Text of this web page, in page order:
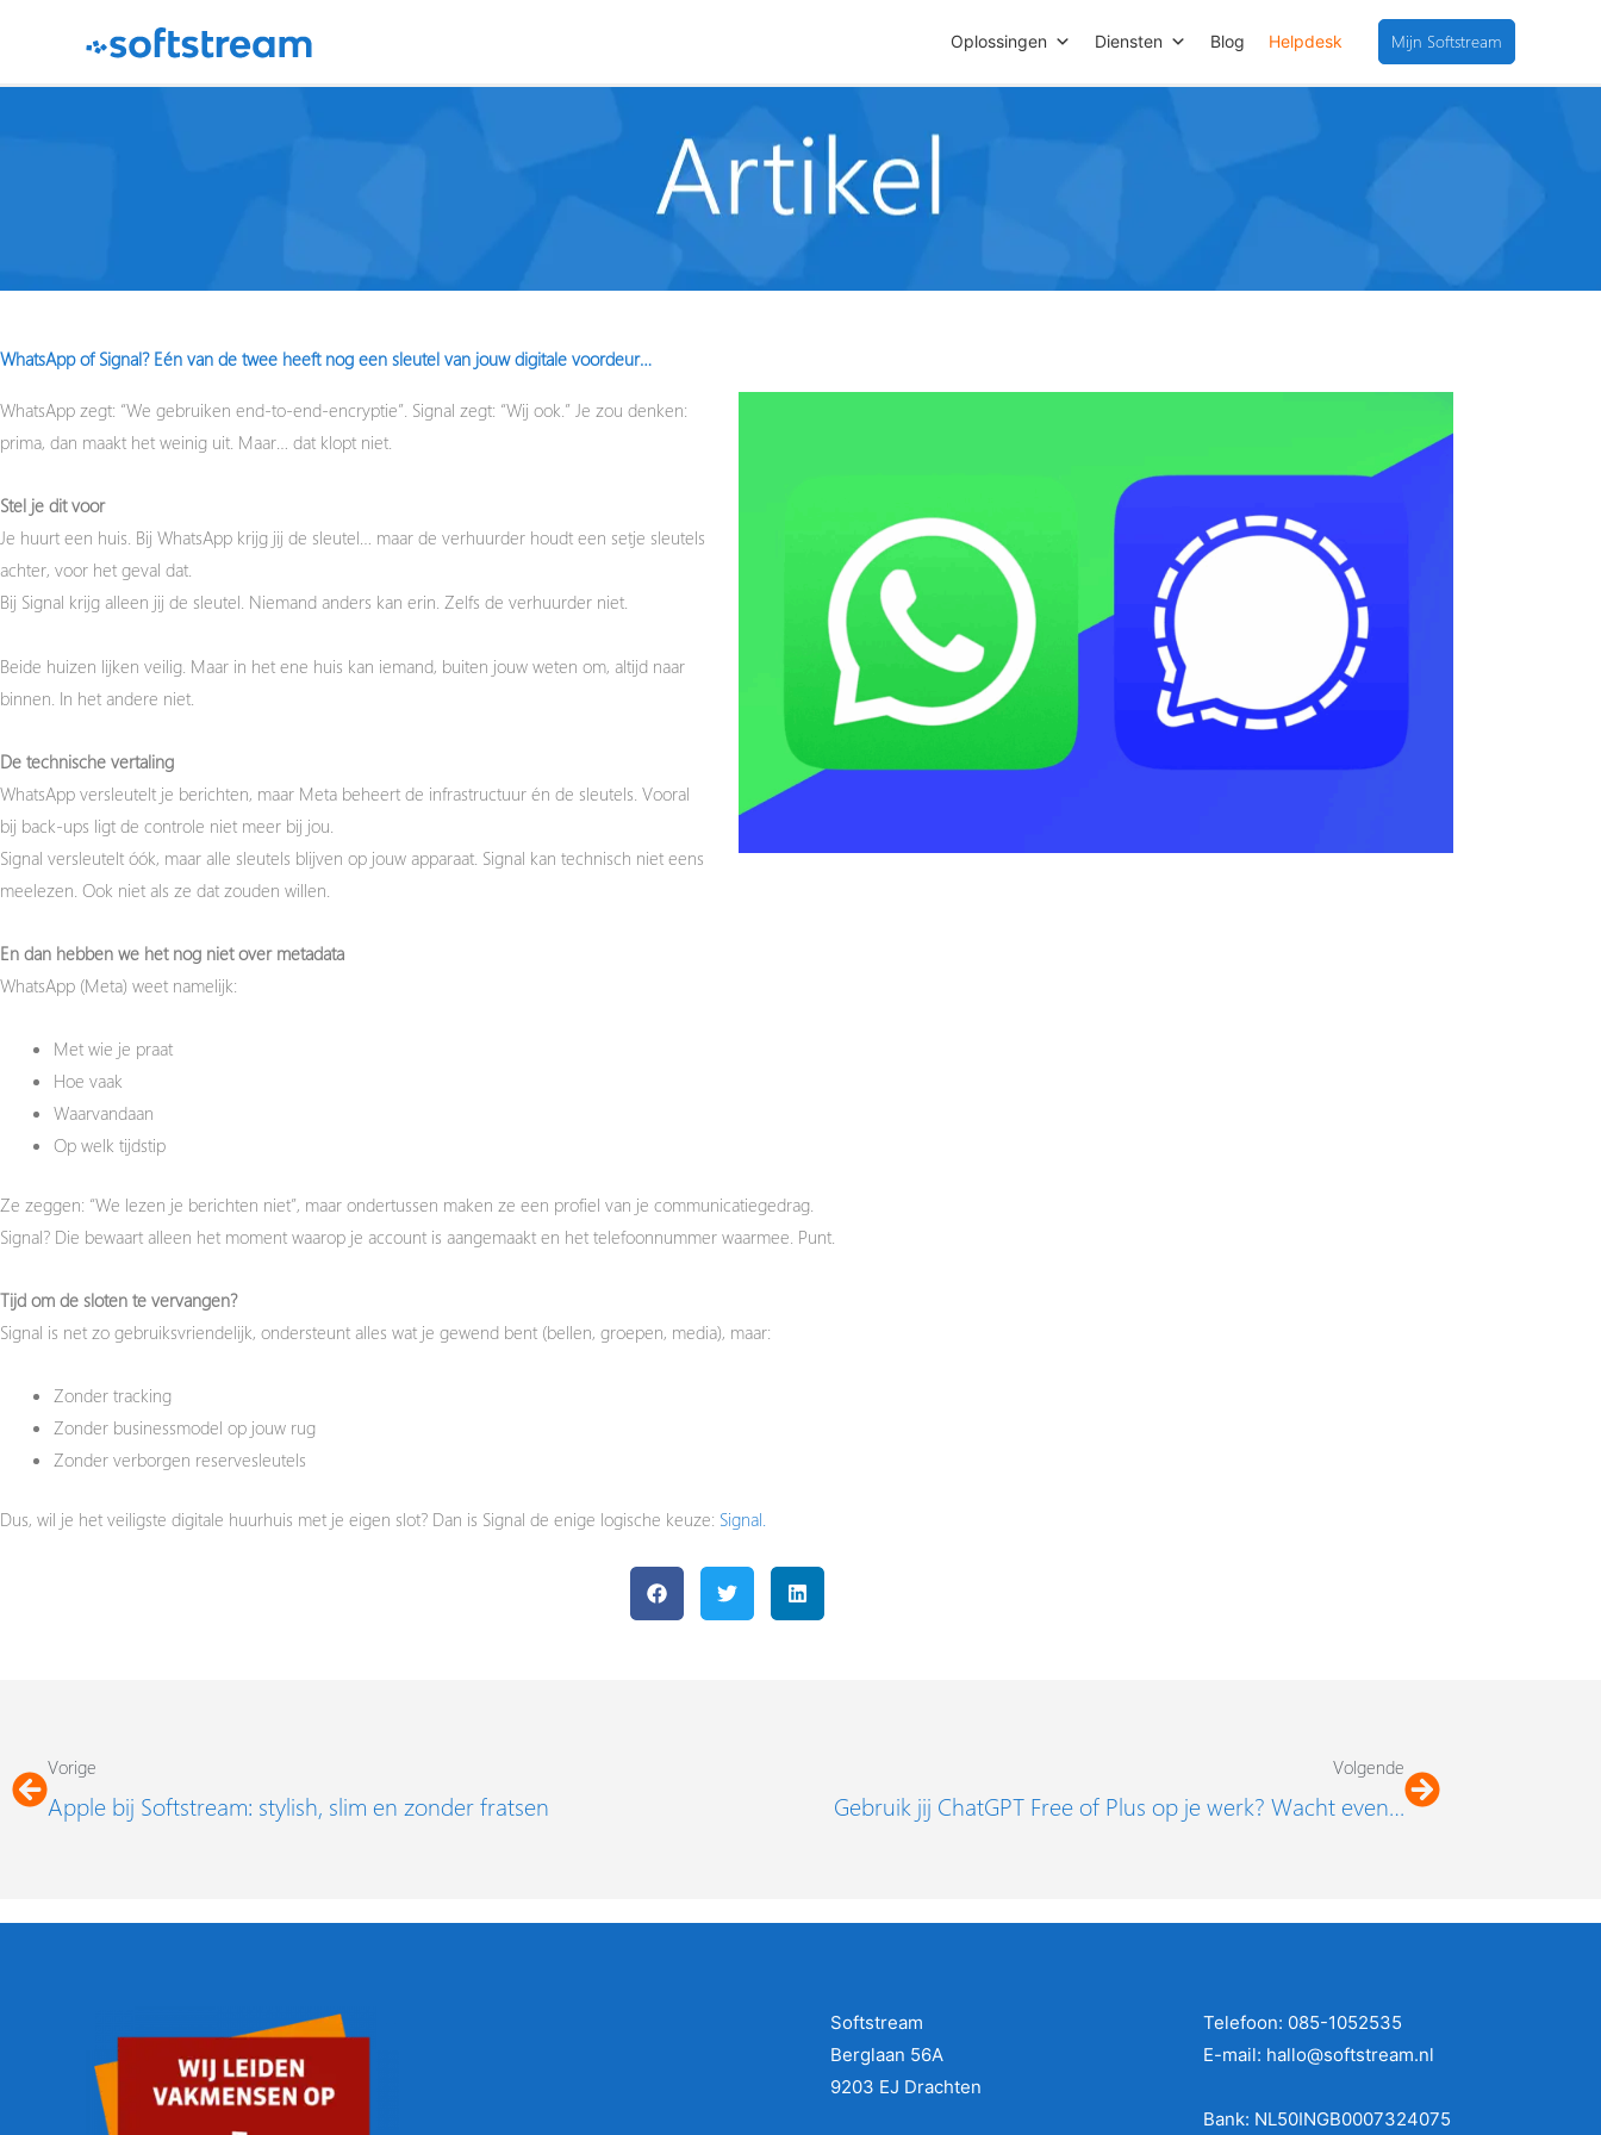
Oplossingen Diensten Blog Helpdesk Mijn Softstream
WhatsApp of Signal? Eén van de twee heeft nog een sleutel van jouw digitale voordeur…
WhatsApp zegt: “We gebruiken end-to-end-encryptie”. Signal zegt: “Wij ook.” Je zou denken:
prima, dan maakt het weinig uit. Maar… dat klopt niet.
Stel je dit voor
Je huurt een huis. Bij WhatsApp krijg jij de sleutel… maar de verhuurder houdt een setje sleutels
achter, voor het geval dat.
Bij Signal krijg alleen jij de sleutel. Niemand anders kan erin. Zelfs de verhuurder niet.
Beide huizen lijken veilig. Maar in het ene huis kan iemand, buiten jouw weten om, altijd naar
binnen. In het andere niet.
De technische vertaling
WhatsApp versleutelt je berichten, maar Meta beheert de infrastructuur én de sleutels. Vooral
bij back-ups ligt de controle niet meer bij jou.
Signal versleutelt óók, maar alle sleutels blijven op jouw apparaat. Signal kan technisch niet eens
meelezen. Ook niet als ze dat zouden willen.
En dan hebben we het nog niet over metadata
WhatsApp (Meta) weet namelijk:
Met wie je praat
Hoe vaak
Waarvandaan
Op welk tijdstip
Ze zeggen: “We lezen je berichten niet”, maar ondertussen maken ze een profiel van je communicatiegedrag.
Signal? Die bewaart alleen het moment waarop je account is aangemaakt en het telefoonnummer waarmee. Punt.
Tijd om de sloten te vervangen?
Signal is net zo gebruiksvriendelijk, ondersteunt alles wat je gewend bent (bellen, groepen, media), maar:
Zonder tracking
Zonder businessmodel op jouw rug
Zonder verborgen reservesleutels
Dus, wil je het veiligste digitale huurhuis met je eigen slot? Dan is Signal de enige logische keuze: Signal.
Vorige
Vorige
Apple bij Softstream: stylish, slim en zonder fratsen
Volgende
Gebruik jij ChatGPT Free of Plus op je werk? Wacht even…
Volgende
Softstream
Berglaan 56A
9203 EJ Drachten
Telefoon: 085-1052535
E-mail: hallo@softstream.nl
Bank: NL50INGB0007324075